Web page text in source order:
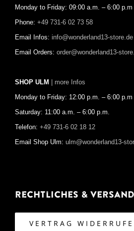
Monday to Friday: 09:00 a.m. – 6:00 p.m
Phone: +49 731-6 02 73 58
Email Infos: info@wonderland13-store.de
Email Orders: order@wonderland13-
SHOP ULM | more Infos
Monday to Friday: 12:00 p.m. – 6:00 p.m
Saturday: 11:00 a.m. – 6:00 p.m.
Telefon: +49 731-6 02 18 12
Email Shop Ulm: ulm@wonderland13-
Rechtliches & Versand
VERTRAG